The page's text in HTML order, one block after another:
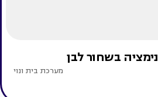
בשחור לבן
מערכת בית ונוי